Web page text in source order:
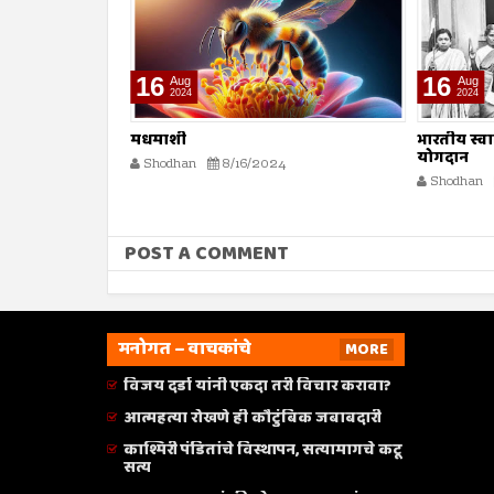
16 Aug
2024
भारतीय स्वातंत्र्य लढ्यातील स्त्रियांचे
योगदान
16 Aug
2024
सर्व
Shodhan
POST A COMMENT
मनोगत – वाचकांचे
MORE
विजय दर्डा यांनी एकदा तरी विचार करावा?
आत्महत्या रोखणे ही कौटुंबिक जबाबदारी
काश्मिरी पंडितांचे विस्थापन, सत्यामागचे कटू
सत्य